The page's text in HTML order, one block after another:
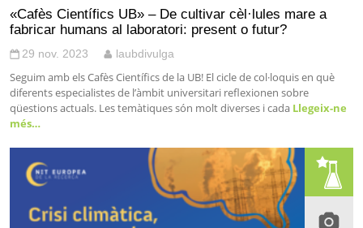
«Cafès Científics UB» – De cultivar cèl·lules mare a
fabricar humans al laboratori: present o futur?
29 nov. 2023 laubdivulga
Seguim amb els Cafès Científics de la UB! El cicle de col·loquis en què
diferents especialistes de l’àmbit universitari reflexionen sobre
qüestions actuals. Les temàtiques són molt diverses i cada Llegeix-ne
més…